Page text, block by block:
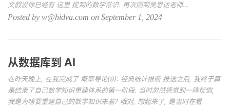
文假设你已经有 这里 提到的数学常识. 再次回到吴恩达老师...
Posted by w@hidva.com on September 1, 2024
从数据库到 AI
在昨天晚上, 在我完成了 概率导论(9): 经典统计推断 推送之后, 我终于算
是结束了自己数学知识重建体系的第一阶段. 当时忽然感觉到一阵恍惚,
我是为啥要重建自己的数学知识来着? 哦对, 想起来了, 是当时在看